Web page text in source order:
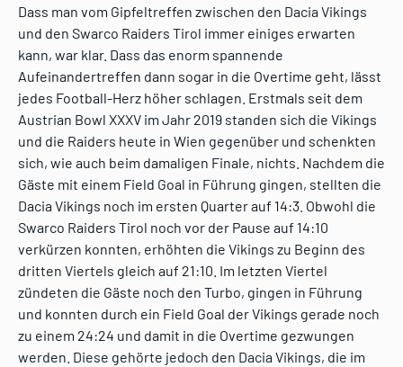
Dass man vom Gipfeltreffen zwischen den Dacia Vikings
und den Swarco Raiders Tirol immer einiges erwarten
kann, war klar. Dass das enorm spannende
Aufeinandertreffen dann sogar in die Overtime geht, lässt
jedes Football-Herz höher schlagen. Erstmals seit dem
Austrian Bowl XXXV im Jahr 2019 standen sich die Vikings
und die Raiders heute in Wien gegenüber und schenkten
sich, wie auch beim damaligen Finale, nichts. Nachdem die
Gäste mit einem Field Goal in Führung gingen, stellten die
Dacia Vikings noch im ersten Quarter auf 14:3. Obwohl die
Swarco Raiders Tirol noch vor der Pause auf 14:10
verkürzen konnten, erhöhten die Vikings zu Beginn des
dritten Viertels gleich auf 21:10. Im letzten Viertel
zündeten die Gäste noch den Turbo, gingen in Führung
und konnten durch ein Field Goal der Vikings gerade noch
zu einem 24:24 und damit in die Overtime gezwungen
werden. Diese gehörte jedoch den Dacia Vikings, die im